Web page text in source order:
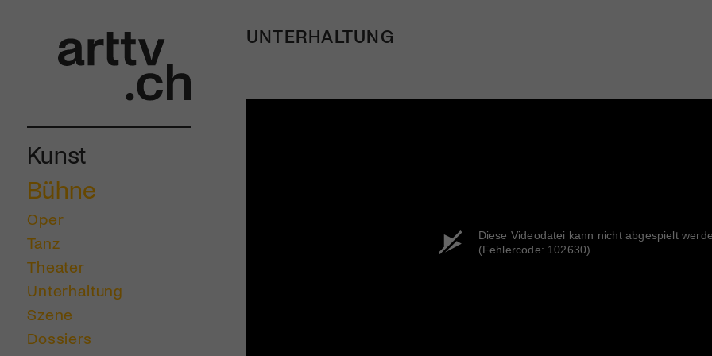
Kunst
Bühne
Oper
Tanz
Theater
Unterhaltung
Szene
Dossiers
UNTERHALTUNG
Diese Videodatei kann nicht abgespielt
(Fehlercode: 102630)